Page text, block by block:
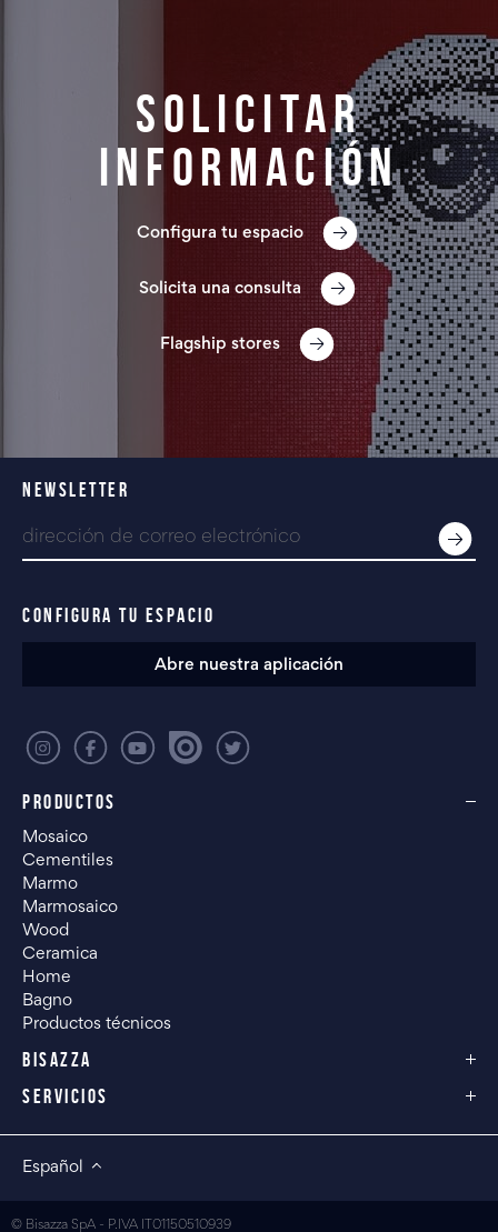
Solicitar
información
Configura tu espacio
Solicita una consulta
Flagship stores
PRODUCTOS
Mosaico
Cementiles
Marmo
Marmosaico
Wood
Ceramica
Home
Bagno
Productos técnicos
BISAZZA
SERVICIOS
NEWSLETTER
CONFIGURA TU ESPACIO
Abre nuestra aplicación
Español
© Bisazza SpA - P.IVA IT01150510939